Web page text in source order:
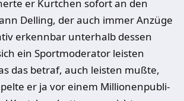
er Kurtchen sofort an den
Delling, der auch immer Anzüge
erkennbar unterhalb dessen
ein Sportmoderator leisten
das betraf, auch leisten mußte,
er ja vor einem Millionenpubli­